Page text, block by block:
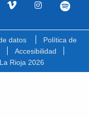
datos
Política de
Accesibilidad
Rioja 2026